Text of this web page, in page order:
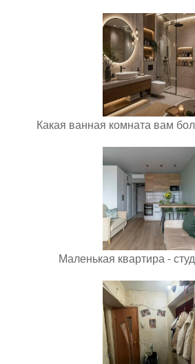
Какая ванная комната вам
Маленькая квартира -